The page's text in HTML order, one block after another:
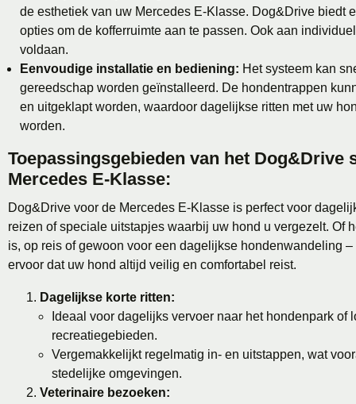
de esthetiek van uw Mercedes E-Klasse. Dog&Drive biedt
opties om de kofferruimte aan te passen. Ook aan
voldaan.
Eenvoudige installatie en bediening: Het systeem kan
gereedschap worden geïnstalleerd. De hondentrappen
en uitgeklapt worden, waardoor dagelijkse ritten met uw
worden.
Toepassingsgebieden van het Dog&Drive
Mercedes E-Klasse:
Dog&Drive voor de Mercedes E-Klasse is perfect voor
reizen of speciale uitstapjes waarbij uw hond u vergezelt. Of
is, op reis of gewoon voor een dagelijkse hondenwandeling –
ervoor dat uw hond altijd veilig en comfortabel reist.
Dagelijkse korte ritten:
Ideaal voor dagelijks vervoer naar het hondenpark of
recreatiegebieden.
Vergemakkelijkt regelmatig in- en uitstappen, wat
stedelijke omgevingen.
Veterinaire bezoeken: